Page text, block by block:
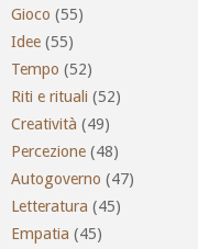
Gioco (55)
Idee (55)
Tempo (52)
Riti e rituali (52)
Creatività (49)
Percezione (48)
Autogoverno (47)
Letteratura (45)
Empatia (45)